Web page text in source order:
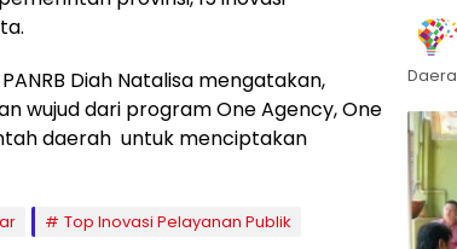
Diah Natalisa mengatakan,
wujud dari program One Agency, One
daerah untuk menciptakan
Top Inovasi Pelayanan Publik